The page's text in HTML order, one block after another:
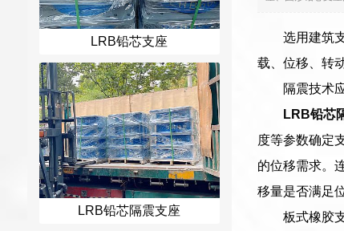
LRB铅芯支座
LRB铅芯隔震支座
选用建筑
载、位移、转
隔震技术
LRB铅芯
度等参数确定
的位移需求。
移量是否满足
板式橡胶